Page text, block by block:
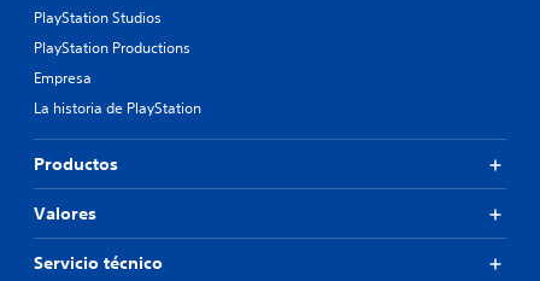
PlayStation Studios
PlayStation Productions
Empresa
La historia de PlayStation
Productos
Valores
Servicio técnico